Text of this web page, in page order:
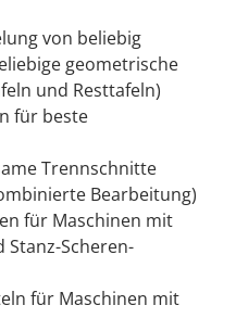
von beliebig
geometrische
und Resttafeln)
für beste
Trennschnitte
Bearbeitung)
für Maschinen mit
Stanz-Scheren-
für Maschinen mit